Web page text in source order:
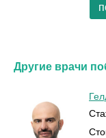
Другие врачи